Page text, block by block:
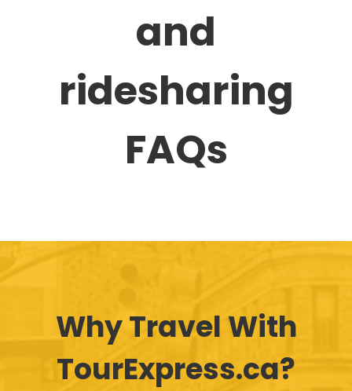
and
ridesharing
FAQs
Why Travel With
TourExpress.ca?